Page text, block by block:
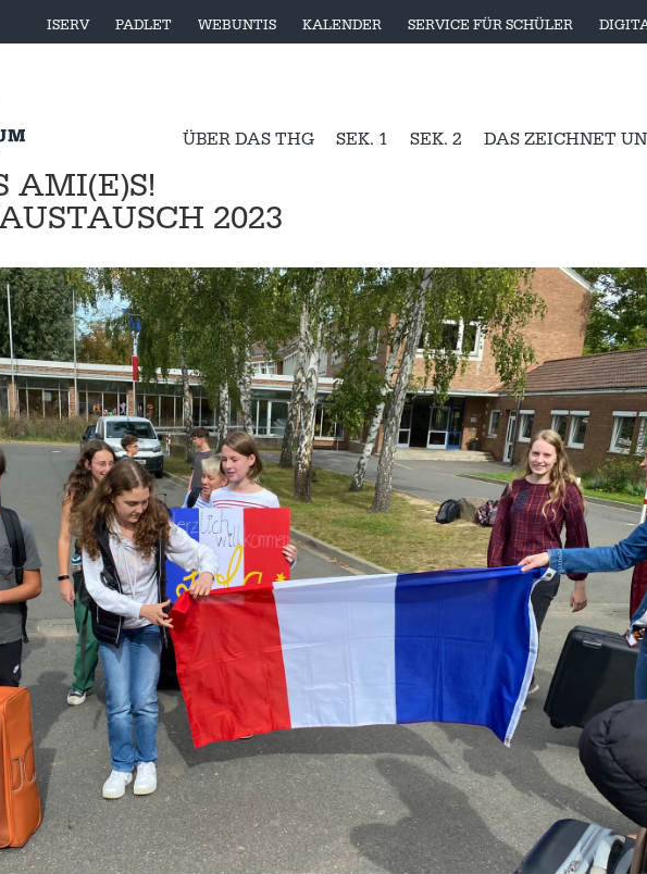
ISERV PADLET WEBUNTIS KALENDER SERVICE FÜR SCHÜLER
ÜBER DAS THG SEK. 1 SEK. 2 DAS ZEICHNET
AMI(E)S!
2023